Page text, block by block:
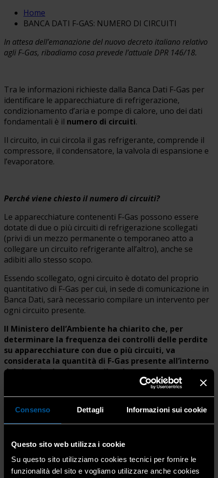
Consenso Dettagli Informazioni sui cookie
Questo sito web utilizza i cookie
Su questo sito utilizziamo cookies tecnici per fornire le
funzionalità del sito e vogliamo utilizzare anche cookies
Home
BANCA DATI F-GAS: NUMERO DI CIRCUITI
In attesa dell’emanazione del nuovo decreto italiano relativo
agli F-Gas, ribadiamo cosa prevede l’attuale DPR 146/18.
Tra le informazioni richieste dalla Banca Dati F-Gas per
identificare le apparecchiature di refrigerazione,
condizionamento d’aria e pompe di calore, uno dei dati
fondamentali è il numero di circuiti.
Il circuito, in cui circola il gas refrigerante, comprende il
compressore, il condensatore, la valvola di espansione e
l’evaporatore.
Perché viene chiesto il numero di circuiti?
Le apparecchiature contenenti F-Gas possono essere
dotate di due o più circuiti di refrigerazione scollegati
(privi di un mezzo permanente o temporaneo atto a
collegare un circuito refrigerante all’altro), anche se
adibiti allo stesso scopo.
Essendo scollegato, ogni circuito è dotato del proprio
quantitativo di F-Gas per cui, in sede di comunicazione in
Banca Dati, sarà necessario compilare un intervento per
ogni circuito presente.
Il Ministero dell’Ambiente ha chiarito che, per
determinare la frequenza dei controlli delle perdite
su apparecchiature con due o più circuiti, va
considerata la quantità di F-Gas presente all’interno
del singolo circuito e non il carico massimo totale
un’apparecchiaturanon è determinato dal numero di
split collegati ad essa. Un’apparecchiatura collegata a più
split potrebbe essere costituita da un unico circuito.